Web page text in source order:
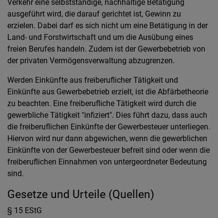
Verkehr eine selbstständige, nachhaltige Betätigung
ausgeführt wird, die darauf gerichtet ist, Gewinn zu
erzielen. Dabei darf es sich nicht um eine Betätigung in der
Land- und Forstwirtschaft und um die Ausübung eines
freien Berufes handeln. Zudem ist der Gewerbebetrieb von
der privaten Vermögensverwaltung abzugrenzen.
Werden Einkünfte aus freiberuflicher Tätigkeit und
Einkünfte aus Gewerbebetrieb erzielt, ist die Abfärbetheorie
zu beachten. Eine freiberufliche Tätigkeit wird durch die
gewerbliche Tätigkeit "infiziert". Dies führt dazu, dass auch
die freiberuflichen Einkünfte der Gewerbesteuer unterliegen.
Hiervon wird nur dann abgewichen, wenn die gewerblichen
Einkünfte von der Gewerbesteuer befreit sind oder wenn die
freiberuflichen Einnahmen von untergeordneter Bedeutung
sind.
Gesetze und Urteile (Quellen)
§ 15 EStG